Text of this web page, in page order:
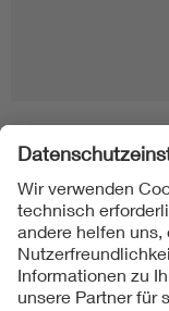
Folgen Sie uns